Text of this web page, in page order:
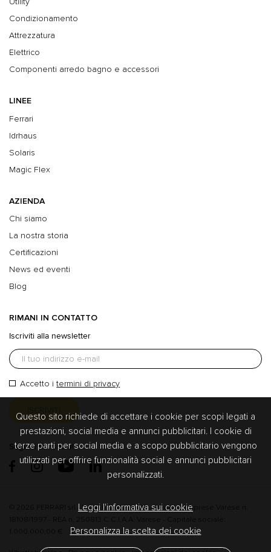
Questo sito richiede di accettare i cookie per scopi legati a
prestazioni, social media e annunci pubblicitari. I cookie di
terze parti per social media e a scopo pubblicitario vengono
utilizzati per offrire funzionalità social e annunci pubblicitari
personalizzati.
Leggi l'informativa sui cookie
Personalizza la scelta dei cookie
Condizionamento
Attrezzatura
Elettrico
Componenti arredo bagno e accessori
LINEE
Ferrari
Idrhaus
Solaris
Magic Flex
AZIENDA
Chi siamo
La nostra storia
Certificazioni
News ed eventi
Blog
RIMANI IN CONTATTO
Iscriviti alla newsletter
Accetto itermini di privacy
Seguici sui social
© 2026 FERRARI srl - P. IVA 02342730120 - Registro Imprese Varese n.